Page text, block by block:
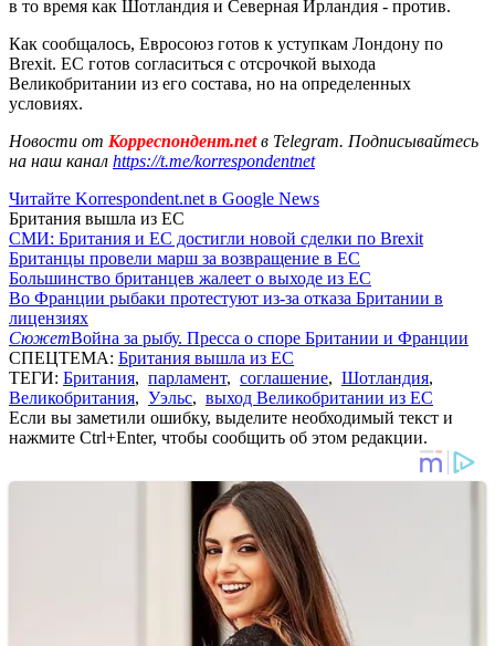
в то время как Шотландия и Северная Ирландия - против.
Как сообщалось, Евросоюз готов к уступкам Лондону по
Brexit. ЕС готов согласиться с отсрочкой выхода
Великобритании из его состава, но на определенных
условиях.
Новости от Корреспондент.netв Telegram. Подписывайтесь
на наш канал https://t.me/korrespondentnet
Читайте Korrespondent.net в Google News
Британия вышла из ЕС
СМИ: Британия и ЕС достигли новой сделки по Brexit
Британцы провели марш за возвращение в ЕС
Большинство британцев жалеет о выходе из ЕС
Во Франции рыбаки протестуют из-за отказа Британии в
лицензиях
СюжетВойна за рыбу. Пресса о споре Британии и Франции
СПЕЦТЕМА: Британия вышла из ЕС
ТЕГИ: Британия, парламент, соглашение, Шотландия,
Великобритания, Уэльс, выход Великобритании из ЕС
Если вы заметили ошибку, выделите необходимый текст и
нажмите Ctrl+Enter, чтобы сообщить об этом редакции.